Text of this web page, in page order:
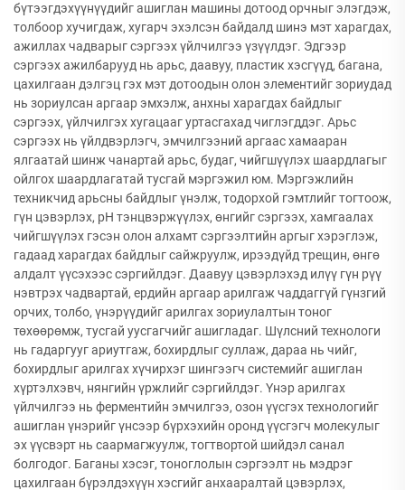
бүтээгдэхүүнүүдийг ашиглан машины дотоод орчныг элэгдэж,
толбоор хучигдаж, хугарч эхэлсэн байдалд шинэ мэт харагдах,
ажиллах чадварыг сэргээх үйлчилгээ үзүүлдэг. Эдгээр
сэргээх ажилбарууд нь арьс, даавуу, пластик хэсгүүд, багана,
цахилгаан дэлгэц гэх мэт дотоодын олон элементийг зориудад
нь зориулсан аргаар эмхэлж, анхны харагдах байдлыг
сэргээх, үйлчилгэх хугацааг уртасгахад чиглэгддэг. Арьс
сэргээх нь үйлдвэрлэгч, эмчилгээний аргаас хамааран
ялгаатай шинж чанартай арьс, будаг, чийгшүүлэх шаардлагыг
ойлгох шаардлагатай тусгай мэргэжил юм. Мэргэжлийн
техникчид арьсны байдлыг үнэлж, тодорхой гэмтлийг тогтоож,
гүн цэвэрлэх, pH тэнцвэржүүлэх, өнгийг сэргээх, хамгаалах
чийгшүүлэх гэсэн олон алхамт сэргээлтийн аргыг хэрэглэж,
гадаад харагдах байдлыг сайжруулж, ирээдүйд трещин, өнгө
алдалт үүсэхээс сэргийлдэг. Даавуу цэвэрлэхэд илүү гүн рүү
нэвтрэх чадвартай, ердийн аргаар арилгаж чаддаггүй гүнзгий
орчих, толбо, үнэрүүдийг арилгах зориулалтын тоног
төхөөрөмж, тусгай уусгагчийг ашигладаг. Шүлсний технологи
нь гадаргууг ариутгаж, бохирдлыг суллаж, дараа нь чийг,
бохирдлыг арилгах хүчирхэг шингээгч системийг ашиглан
хүртэлхэвч, нянгийн үржлийг сэргийлдэг. Үнэр арилгах
үйлчилгээ нь ферментийн эмчилгээ, озон үүсгэх технологийг
ашиглан үнэрийг үнсээр бүрхэхийн оронд үүсгэгч молекулыг
эх үүсвэрт нь саармагжуулж, тогтвортой шийдэл санал
болгодог. Баганы хэсэг, тоноглолын сэргээлт нь мэдрэг
цахилгаан бүрэлдэхүүн хэсгийг анхааралтай цэвэрлэх,